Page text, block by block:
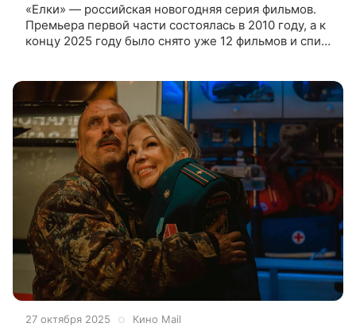
«Елки» — российская новогодняя серия фильмов.
Премьера первой части состоялась в 2010 году, а к
концу 2025 году было снято уже 12 фильмов и спин-
27 октября 2025 Кино Mail